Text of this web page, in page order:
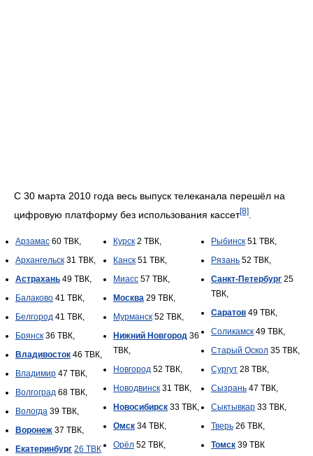
С 30 марта 2010 года весь выпуск телеканала перешёл на
цифровую платформу без использования кассет[8]
Арзамас 60 ТВК,
Архангельск 31 ТВК,
Астрахань 49 ТВК,
Балаково 41 ТВК,
Белгород 41 ТВК,
Брянск 36 ТВК,
Владивосток 46 ТВК,
Владимир 47 ТВК,
Волгоград 68 ТВК,
Вологда 39 ТВК,
Воронеж 37 ТВК,
Екатеринбург 26 ТВК
Курск 2 ТВК,
Канск 51 ТВК,
Миасс 57 ТВК,
Москва 29 ТВК,
Мурманск 52 ТВК,
Нижний Новгород 36
ТВК,
Новгород 52 ТВК,
Новодвинск 31 ТВК,
Новосибирск 33 ТВК,
Омск 34 ТВК,
Орёл 52 ТВК,
Рыбинск 51 ТВК,
Рязань 52 ТВК,
Санкт-Петербург 25
ТВК,
Саратов 49 ТВК,
Соликамск 49 ТВК,
Старый Оскол 35 ТВК,
Сургут 28 ТВК,
Сызрань 47 ТВК,
Сыктывкар 33 ТВК,
Тверь 26 ТВК,
Томск 39 ТВК